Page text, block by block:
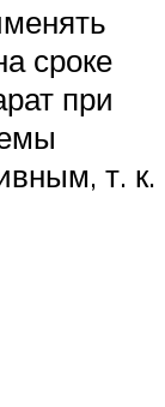
сроке
при
т. к.